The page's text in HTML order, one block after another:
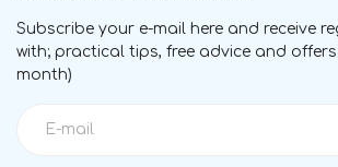
Subscribe your e-mail here and receive
with; practical tips, free advice and offers
month)